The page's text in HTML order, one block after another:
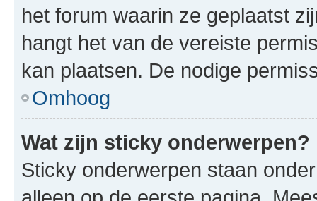
het forum waarin ze geplaatst
hangt het van de vereiste
kan plaatsen. De nodige
Omhoog
Wat zijn sticky onderwerpen?
Sticky onderwerpen staan